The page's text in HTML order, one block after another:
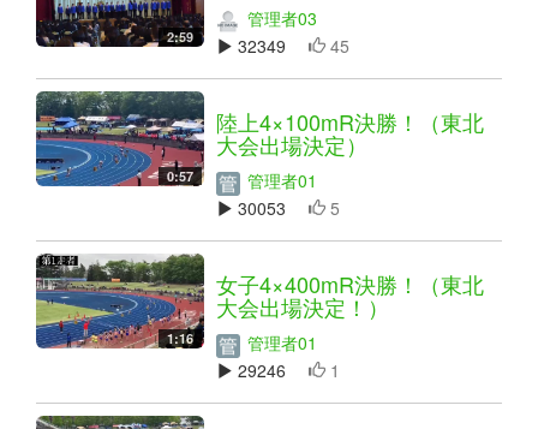
2:59
管理者03
32349
45
0:57
陸上4×100mR決勝！（東北
大会出場決定）
管理者01
30053
5
1:16
女子4×400mR決勝！（東北
大会出場決定！）
管理者01
29246
1